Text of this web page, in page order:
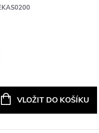
VLOŽIT DO KOŠÍKU